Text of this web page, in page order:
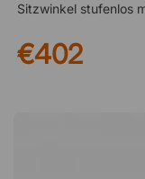
Sitzwinkel stufenlos
an, sodass Sie stets
Sitzkomfort in
€402